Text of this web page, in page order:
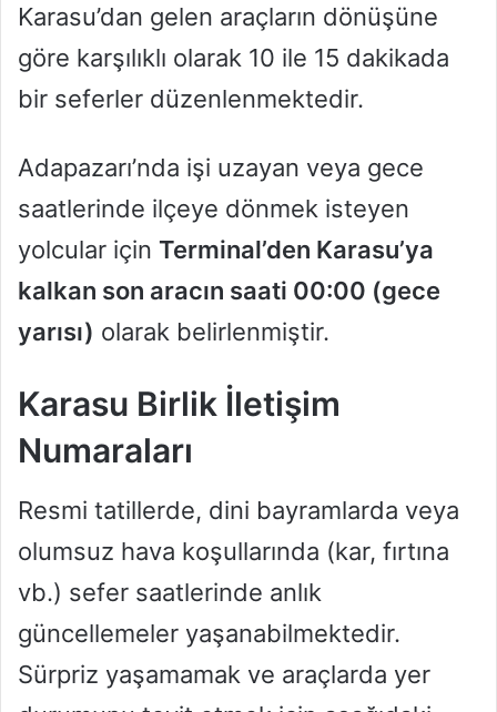
Karasu’dan gelen araçların dönüşüne
göre karşılıklı olarak 10 ile 15 dakikada
bir seferler düzenlenmektedir.
Adapazarı’nda işi uzayan veya gece
saatlerinde ilçeye dönmek isteyen
yolcular için Terminal’den Karasu’ya
kalkan son aracın saati 00:00 (gece
yarısı) olarak belirlenmiştir.
Karasu Birlik İletişim
Numaraları
Resmi tatillerde, dini bayramlarda veya
olumsuz hava koşullarında (kar, fırtına
vb.) sefer saatlerinde anlık
güncellemeler yaşanabilmektedir.
Sürpriz yaşamamak ve araçlarda yer